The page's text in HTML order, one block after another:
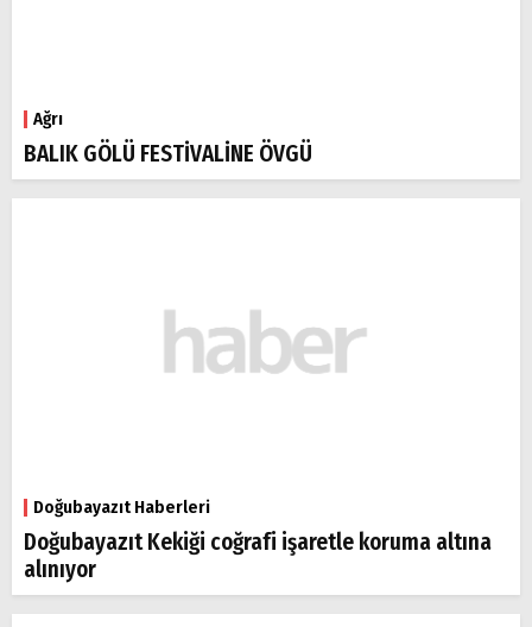
Ağrı
BALIK GÖLÜ FESTİVALİNE ÖVGÜ
Doğubayazıt Haberleri
Doğubayazıt Kekiği coğrafi işaretle koruma altına
alınıyor